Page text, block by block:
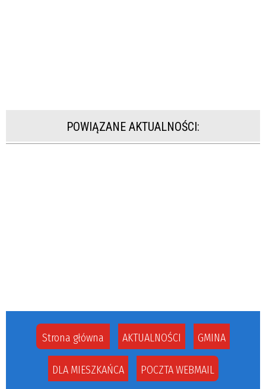
POWIĄZANE AKTUALNOŚCI:
Strona główna AKTUALNOŚCI GMINA
DLA MIESZKAŃCA POCZTA WEBMAIL